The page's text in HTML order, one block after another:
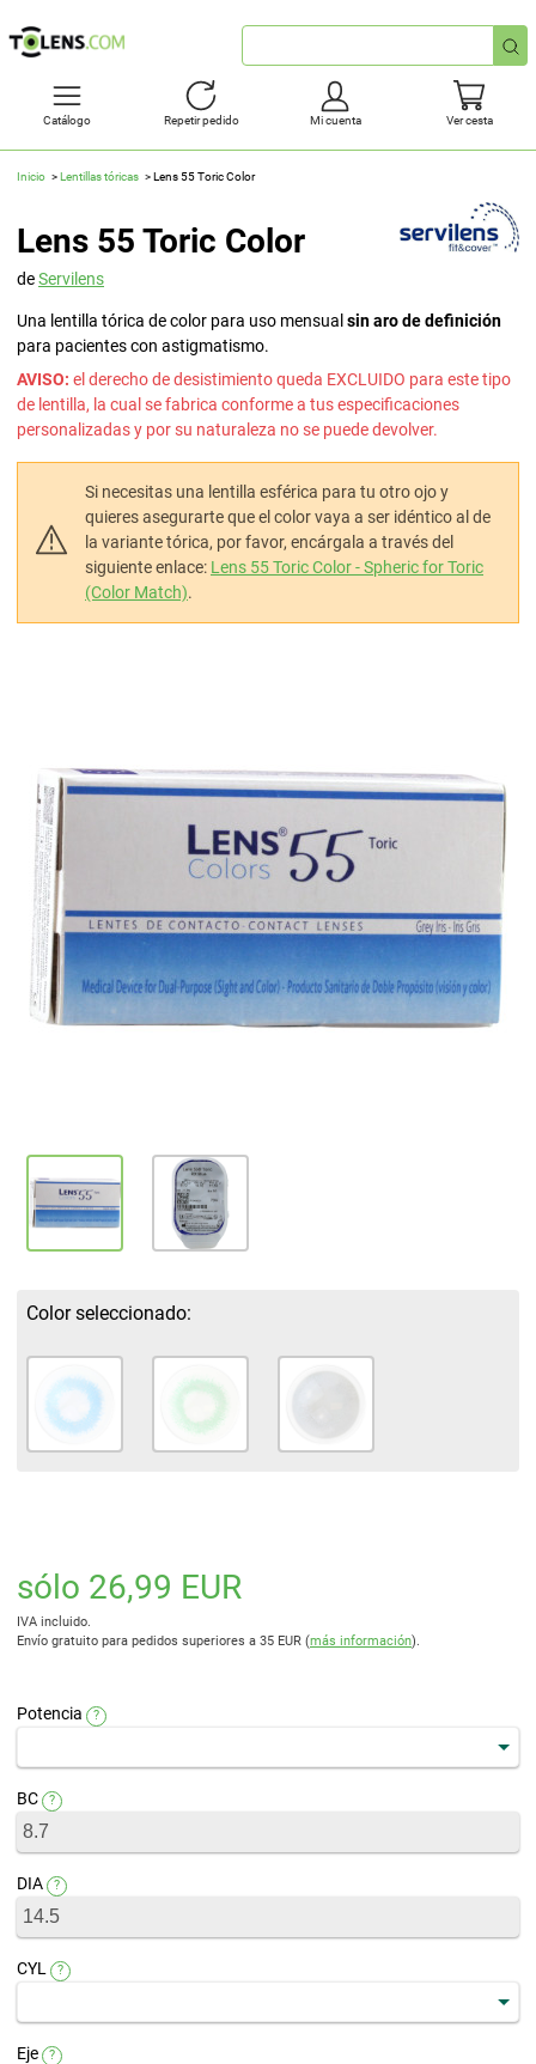
Búsqueda
rápida
Catálogo Repetir pedido Mi cuenta Ver cesta
Inicio Lentillas tóricas Lens 55 Toric Color
Lens 55 Toric Color
deServilens
Una lentilla tórica de color para uso mensual sin aro de definición
para pacientes con astigmatismo.
AVISO: el derecho de desistimiento queda EXCLUIDO para este tipo
de lentilla, la cual se fabrica conforme a tus especificaciones
personalizadas y por su naturaleza no se puede devolver.
Si necesitas una lentilla esférica para tu otro ojo y
quieres asegurarte que el color vaya a ser idéntico al de
la variante tórica, por favor, encárgala a través del
siguiente enlace: Lens 55 Toric Color - Spheric for Toric
(Color Match).
Color seleccionado:
sólo 26,99 EUR
IVA incluido.
Envío gratuito para pedidos superiores a 35 EUR (más información).
Potencia ?
BC ?
DIA ?
CYL ?
Eje ?